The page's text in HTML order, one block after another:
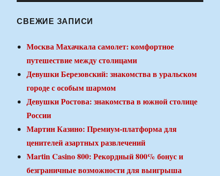
СВЕЖИЕ ЗАПИСИ
Москва Махачкала самолет: комфортное
путешествие между столицами
Девушки Березовский: знакомства в уральском
городе с особым шармом
Девушки Ростова: знакомства в южной столице
России
Мартин Казино: Премиум-платформа для
ценителей азартных развлечений
Martin Casino 800: Рекордный 800% бонус и
безграничные возможности для выигрыша